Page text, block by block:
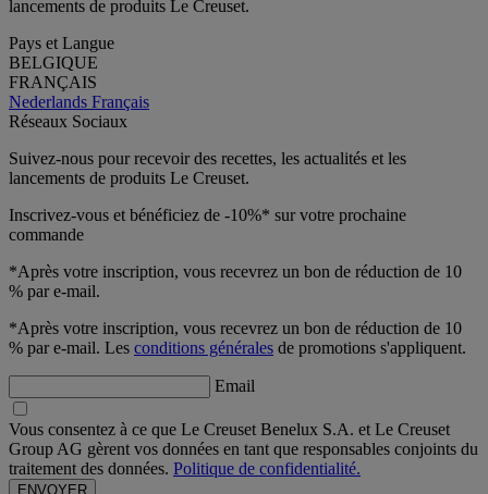
lancements de produits Le Creuset.
Pays et Langue
BELGIQUE
FRANÇAIS
Nederlands Français
Réseaux Sociaux
Suivez-nous pour recevoir des recettes, les actualités et les
lancements de produits Le Creuset.
Inscrivez-vous et bénéficiez de -10%* sur votre prochaine
commande
*Après votre inscription, vous recevrez un bon de réduction de 10
% par e-mail.
*Après votre inscription, vous recevrez un bon de réduction de 10
% par e-mail. Les conditions générales de promotions s'appliquent.
Email
Vous consentez à ce que Le Creuset Benelux S.A. et Le Creuset
Group AG gèrent vos données en tant que responsables conjoints du
traitement des données. Politique de confidentialité.